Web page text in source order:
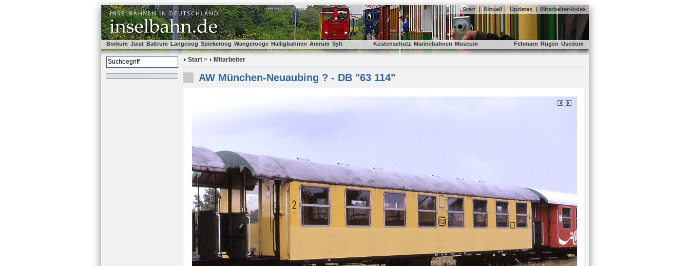
Start | Aktuell | Updates | Mitarbeiter-Index
Borkum Juist Baltrum Langeoog Spiekeroog Wangerooge Halligbahnen Amrum Sylt Küstenschutz Marinebahnen Museum Fehmarn Rügen Usedom
Start > Mitarbeiter
AW München-Neuaubing ? - DB "63 114"